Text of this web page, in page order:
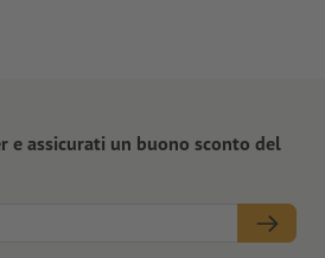
e assicurati un buono sconto del